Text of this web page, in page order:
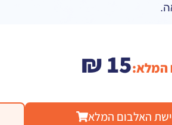
המלא: ₪15
האלבום המלא